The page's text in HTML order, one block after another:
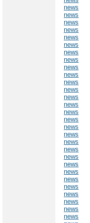
news
news
news
news
news
news
news
news
news
news
news
news
news
news
news
news
news
news
news
news
news
news
news
news
news
news
news
news
news